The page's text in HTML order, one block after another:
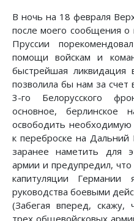
В ночь на 18 февраля
после моего сообщения
Пруссии
помощи войскам и
быстрейшая ликвидация
позволила бы нам за счет
3-го Белорусского
основное, берлинское
освободить необходимую
к переброске на Дальний
заранее наметить для
армии и предупредил,
капитуляции
руководства боевыми
(Забегая вперед, скажу,
трех общевойсковых